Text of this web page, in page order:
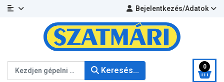
Bejelentkezés/Adatok
Keresés... 0